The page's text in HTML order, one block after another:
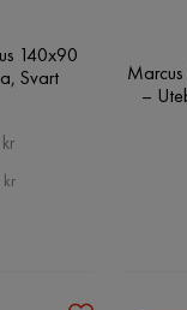
140x90
Svart
–